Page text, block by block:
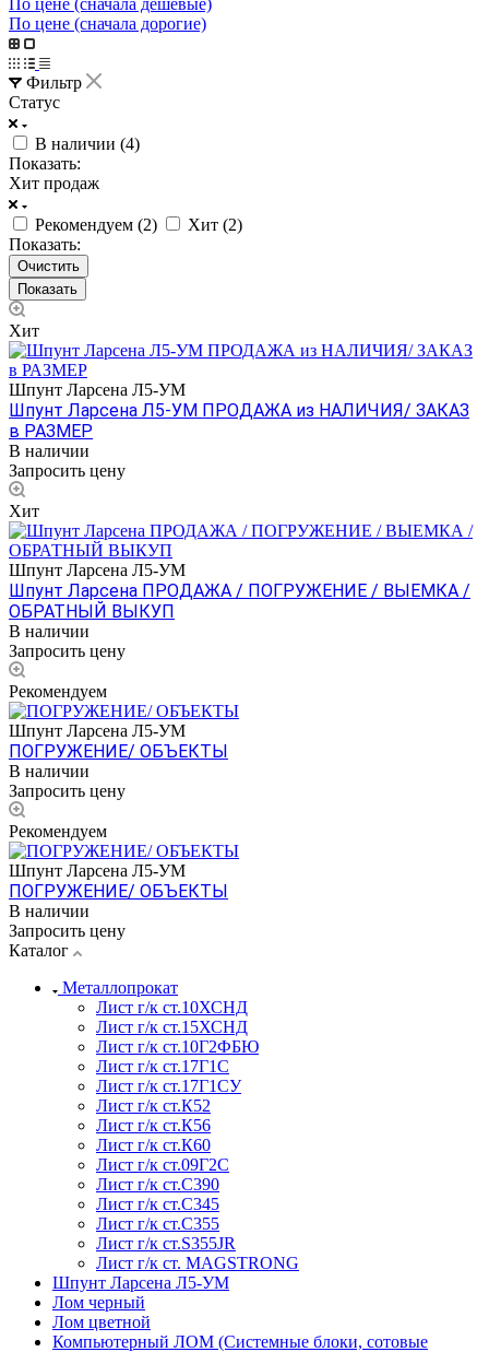
По цене (сначала дорогие)
Фильтр
Статус
В наличии (4)
Показать:
Хит продаж
Рекомендуем (2) Хит (2)
Показать:
Очистить
Хит
Шпунт Ларсена Л5-УМ
Шпунт Ларсена Л5-УМ ПРОДАЖА из НАЛИЧИЯ/ ЗАКАЗ
в РАЗМЕР
В наличии
Запросить цену
Хит
Шпунт Ларсена Л5-УМ
Шпунт Ларсена ПРОДАЖА / ПОГРУЖЕНИЕ / ВЫЕМКА /
ОБРАТНЫЙ ВЫКУП
В наличии
Запросить цену
Рекомендуем
Шпунт Ларсена Л5-УМ
ПОГРУЖЕНИЕ/ ОБЪЕКТЫ
В наличии
Запросить цену
Рекомендуем
Шпунт Ларсена Л5-УМ
ПОГРУЖЕНИЕ/ ОБЪЕКТЫ
В наличии
Запросить цену
Каталог
Металлопрокат
Лист г/к ст.10ХСНД
Лист г/к ст.15ХСНД
Лист г/к ст.10Г2ФБЮ
Лист г/к ст.17Г1С
Лист г/к ст.17Г1СУ
Лист г/к ст.К52
Лист г/к ст.К56
Лист г/к ст.К60
Лист г/к ст.09Г2С
Лист г/к ст.C390
Лист г/к ст.C345
Лист г/к ст.C355
Лист г/к ст.S355JR
Лист г/к ст. MAGSTRONG
Шпунт Ларсена Л5-УМ
Лом черный
Лом цветной
Компьютерный ЛОМ (Системные блоки, сотовые